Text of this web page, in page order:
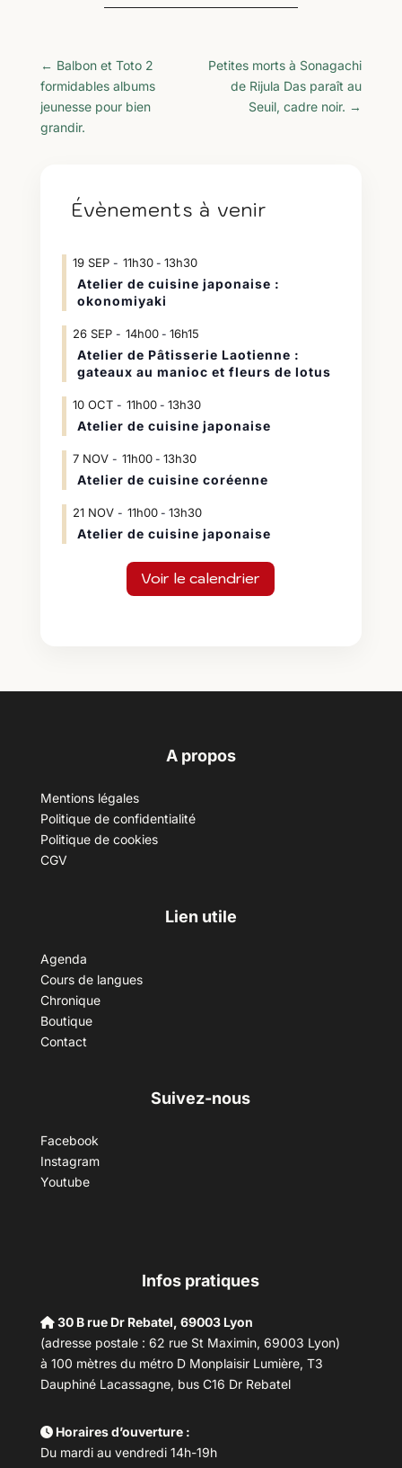
← Balbon et Toto 2
formidables albums
jeunesse pour bien
grandir.
Petites morts à Sonagachi
de Rijula Das paraît au
Seuil, cadre noir. →
Évènements à venir
19 SEP 11h30- 13h30
Atelier de cuisine japonaise :
okonomiyaki
26 SEP 14h00- 16h15
Atelier de Pâtisserie Laotienne :
gateaux au manioc et fleurs de lotus
10 OCT 11h00- 13h30
Atelier de cuisine japonaise
7 NOV 11h00- 13h30
Atelier de cuisine coréenne
21 NOV 11h00- 13h30
Atelier de cuisine japonaise
Voir le calendrier
A propos
Mentions légales
Politique de confidentialité
Politique de cookies
CGV
Lien utile
Agenda
Cours de langues
Chronique
Boutique
Contact
Suivez-nous
Facebook
Instagram
Youtube
Infos pratiques
30 B rue Dr Rebatel, 69003 Lyon
(adresse postale : 62 rue St Maximin, 69003 Lyon)
à 100 mètres du métro D Monplaisir Lumière, T3
Dauphiné Lacassagne, bus C16 Dr Rebatel
Horaires d’ouverture :
Du mardi au vendredi 14h-19h